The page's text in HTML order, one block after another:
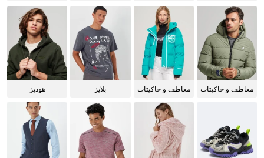
معاطف و جاكيتات
معاطف و جاكيتات
بلايز هوديز